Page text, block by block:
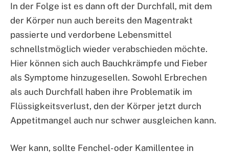
In der Folge ist es dann oft der Durchfall, mit dem
der Körper nun auch bereits den Magentrakt
passierte und verdorbene Lebensmittel
schnellstmöglich wieder verabschieden möchte.
Hier können sich auch Bauchkrämpfe und Fieber
als Symptome hinzugesellen. Sowohl Erbrechen
als auch Durchfall haben ihre Problematik im
Flüssigkeitsverlust, den der Körper jetzt durch
Appetitmangel auch nur schwer ausgleichen kann.
Wer kann, sollte Fenchel- oder Kamillentee in